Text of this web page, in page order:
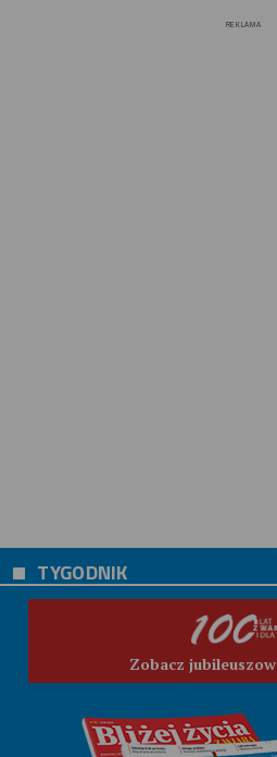
REKLAMA
TYGODNIK
Zobacz